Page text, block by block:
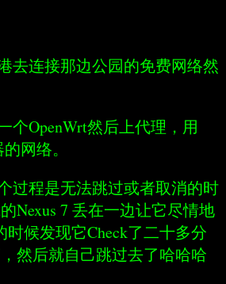
去连接那边公园的免费网络然
个OpenWrt然后上代理，用
网络。
过程是无法跳过或者取消的时
Nexus 7 丢在一边让它尽情地
时候发现它Check了二十多分
然后就自己跳过去了哈哈哈